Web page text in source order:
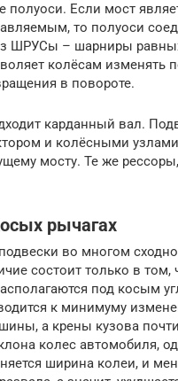
полуоси. Если мост
то полуоси
ШРУСы – шарниры
колёсам изменять
в повороте.
карданный вал.
и колёсными узлами
мосту. Те же
рычагах
во многом
состоит только в том,
под косым
к минимуму
а крены кузова
колес автомобиля,
ширина колеи, и